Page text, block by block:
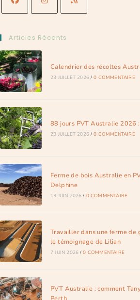
Articles Récents
Calendrier des récoltes
23 JUILLET 2026 / 0 COMMENTAIRE
88 jours PVT Australie 2026
23 JUILLET 2026 / 0 COMMENTAIRE
Ferme de bois Australie en
Delphine
13 JUIN 2026 / 0 COMMENTAIRE
Travailler dans une ferme de
le témoignage de Lilian
7 JUIN 2026 / 0 COMMENTAIRE
PVT Australie : comment